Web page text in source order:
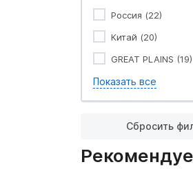
Россия (22)
Китай (20)
GREAT PLAINS (19)
Показать все
Сбросить